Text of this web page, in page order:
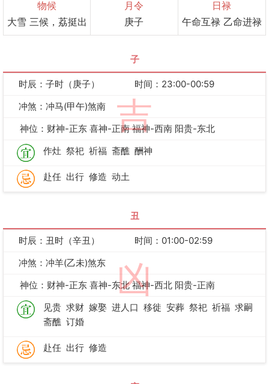
物候
大雪 三候，荔挺出
月令
庚子
日禄
午命互禄 乙命进禄
子
吉
时辰：子时（庚子）
时间：23:00-00:59
冲煞：冲马(甲午)煞南
神位：财神-正东 喜神-正南 福神-西南 阳贵-东北
作灶 祭祀 祈福 斋醮 酬神
赴任 出行 修造 动土
丑
凶
时辰：丑时（辛丑）
时间：01:00-02:59
冲煞：冲羊(乙未)煞东
神位：财神-正东 喜神-东北 福神-西北 阳贵-正南
见贵 求财 嫁娶 进人口 移徙 安葬 祭祀 祈福 求嗣
斋醮 订婚
赴任 出行 修造